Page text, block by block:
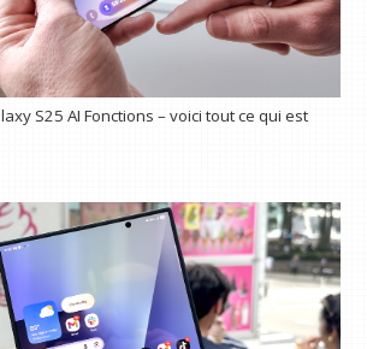
S25 AI Fonctions – voici tout ce qui est